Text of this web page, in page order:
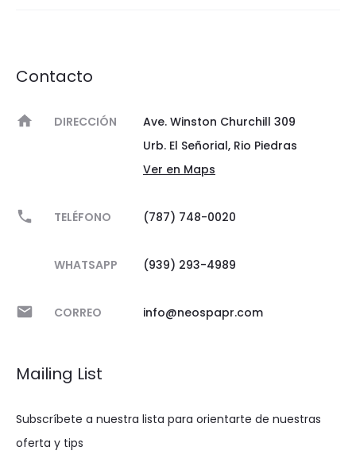
Contacto
DIRECCIÓN
Ave. Winston Churchill 309
Urb. El Señorial, Rio Piedras
Ver en Maps
TELÉFONO (787) 748-0020
WHATSAPP (939) 293-4989
CORREO info@neospapr.com
Mailing List
Subscríbete a nuestra lista para orientarte de nuestras
oferta y tips